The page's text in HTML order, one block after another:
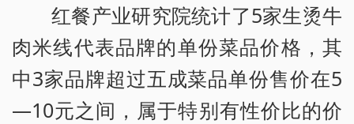
红餐产业研究院统计了5家生烫牛
肉米线代表品牌的单份菜品价格，其
中3家品牌超过五成菜品单份售价在5
—10元之间，属于特别有性价比的价